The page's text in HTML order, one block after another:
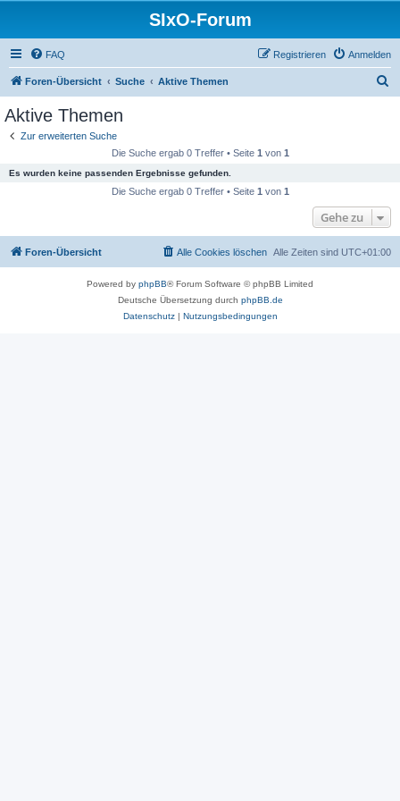
SIxO-Forum
FAQ Anmelden
Registrieren
Foren-Übersicht Suche Aktive Themen
Aktive Themen
Zur erweiterten Suche
Die Suche ergab 0 Treffer • Seite 1 von 1
Es wurden keine passenden Ergebnisse gefunden.
Die Suche ergab 0 Treffer • Seite 1 von 1
Gehe zu
Foren-Übersicht Alle Zeiten sind UTC+01:00
Alle Cookies löschen
Powered by phpBB® Forum Software © phpBB Limited
Deutsche Übersetzung durch phpBB.de
Datenschutz| Nutzungsbedingungen